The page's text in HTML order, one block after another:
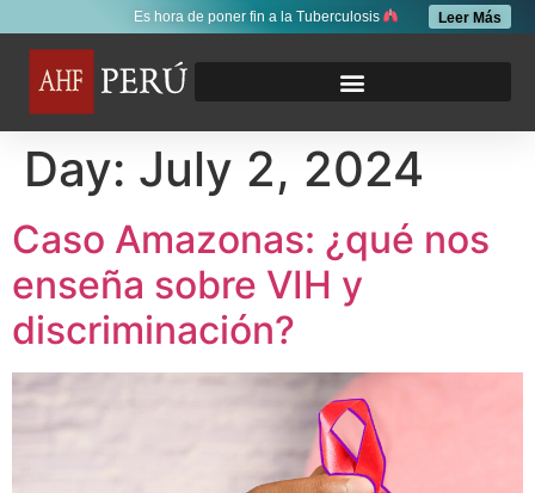
Es hora de poner fin a la Tuberculosis Leer Más
Day: July 2, 2024
Caso Amazonas: ¿qué nos
enseña sobre VIH y
discriminación?